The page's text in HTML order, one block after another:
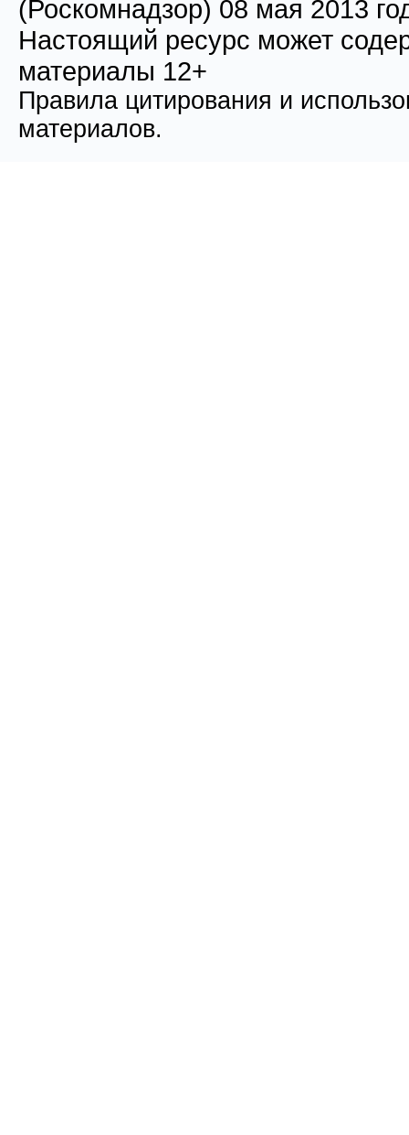
(Роскомнадзор) 08 мая 2013
Настоящий ресурс может
материалы 12+
Правила цитирования и
материалов.